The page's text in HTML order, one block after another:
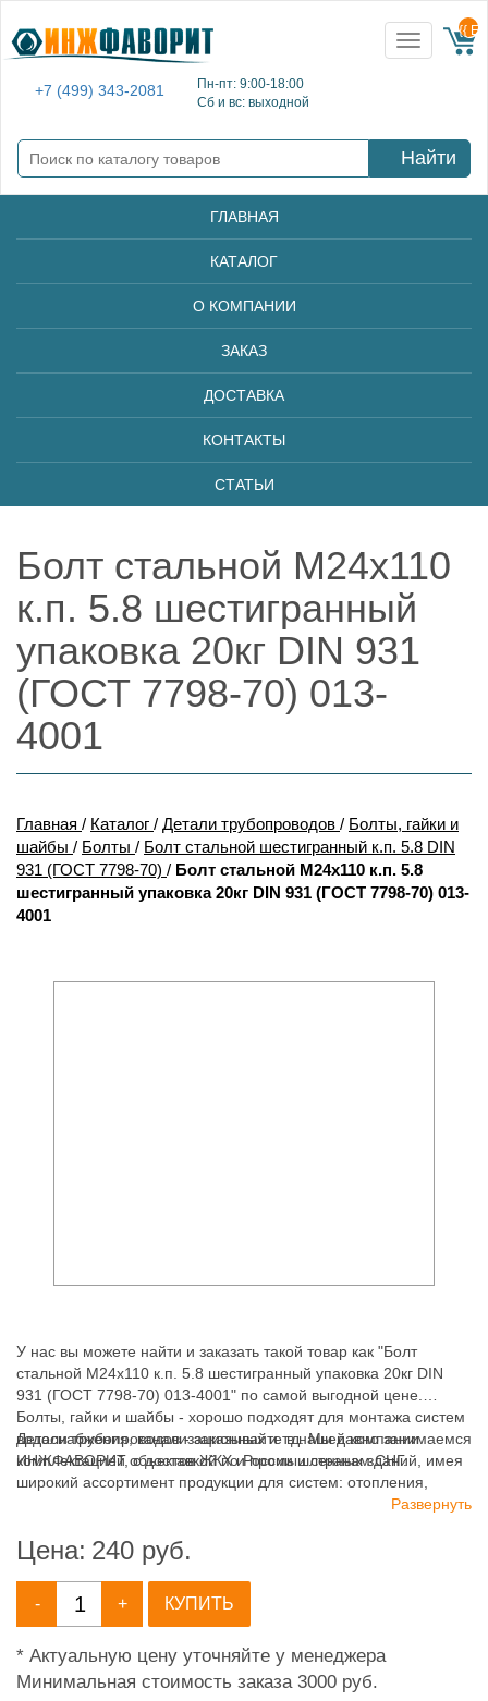
+7 (499) 343-2081
Пн-пт: 9:00-18:00
Сб и вс: выходной
Toggle
navigation
{{
Найти
ГЛАВНАЯ
КАТАЛОГ
О КОМПАНИИ
ЗАКАЗ
ДОСТАВКА
КОНТАКТЫ
СТАТЬИ
Болт стальной М24х110
к.п. 5.8 шестигранный
упаковка 20кг DIN 931
(ГОСТ 7798-70) 013-
4001
Главная / Каталог / Детали трубопроводов / Болты, гайки и
шайбы / Болты / Болт стальной шестигранный к.п. 5.8 DIN
931 (ГОСТ 7798-70) / Болт стальной М24х110 к.п. 5.8
шестигранный упаковка 20кг DIN 931 (ГОСТ 7798-70) 013-
4001
У нас вы можете найти и заказать такой товар как "Болт
стальной М24х110 к.п. 5.8 шестигранный упаковка 20кг DIN
931 (ГОСТ 7798-70) 013-4001" по самой выгодной цене.
Болты, гайки и шайбы - хорошо подходят для монтажа систем
водоснабжения, канализационных и т.д. Мы давно занимаемся
комплектацией объектов ЖКХ и промышленных зданий, имея
широкий ассортимент продукции для систем: отопления,
Детали трубопроводов - заказывайте в нашей компании
ИНЖФАВОРИТ, с доставкой по России и странам СНГ.
Развернуть
Цена: 240 руб.
- + КУПИТЬ
* Актуальную цену уточняйте у менеджера
Минимальная стоимость заказа 3000 руб.